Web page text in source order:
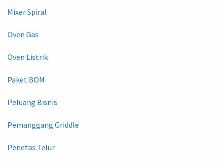
Mixer Spiral
Oven Gas
Oven Listrik
Paket BOM
Peluang Bisnis
Pemanggang Griddle
Penetas Telur